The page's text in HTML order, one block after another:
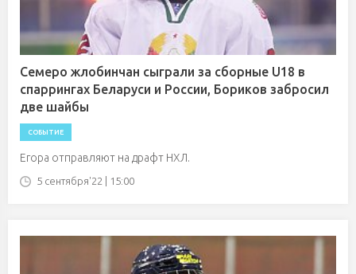
Семеро жлобинчан сыграли за сборные U18 в
спаррингах Беларуси и России, Бориков забросил
две шайбы
СОБЫТИЕ
Егора отправляют на драфт НХЛ.
5 сентября'22 | 15:00